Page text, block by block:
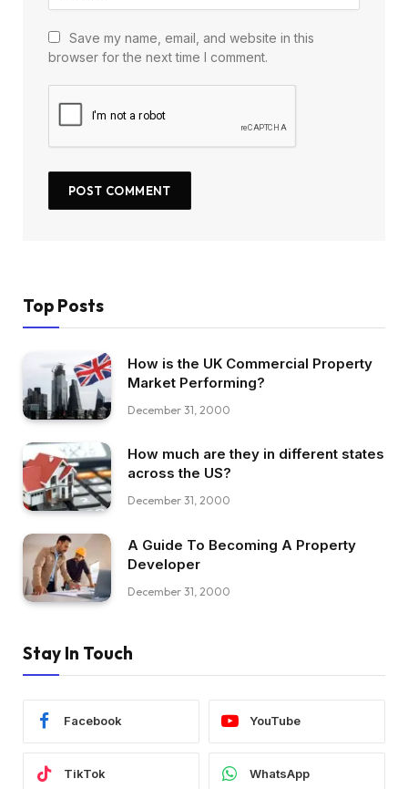
Save my name, email, and website in this
browser for the next time I comment.
Top Posts
How is the UK Commercial Property
Market Performing?
December 31, 2000
How much are they in different states
across the US?
December 31, 2000
A Guide To Becoming A Property
Developer
December 31, 2000
Stay In Touch
Facebook YouTube
TikTok WhatsApp